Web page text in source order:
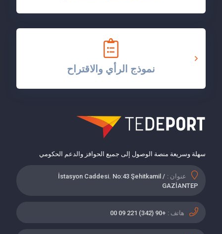
نموذج الرأي والاقتراح
سهلة وسريعة منصة الوصول إلى جميع الحوافز والدعم الحكومي
عنوان : İstasyon Caddesi. No:43 Şehitkamil /
GAZİANTEP
هاتف : +90 (342) 221 09 00